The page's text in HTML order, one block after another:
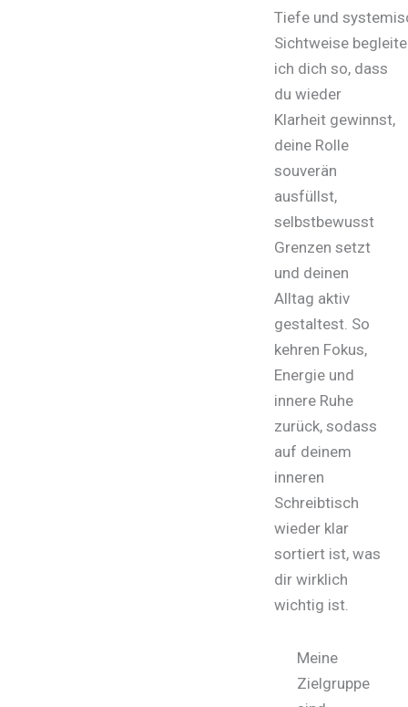
Tiefe und
Sichtweise begleite
ich dich so, dass
du wieder
Klarheit gewinnst,
deine Rolle
souverän
ausfüllst,
selbstbewusst
Grenzen setzt
und deinen
Alltag aktiv
gestaltest. So
kehren Fokus,
Energie und
innere Ruhe
zurück, sodass
auf deinem
inneren
Schreibtisch
wieder klar
sortiert ist, was
dir wirklich
wichtig ist.
Meine
Zielgruppe